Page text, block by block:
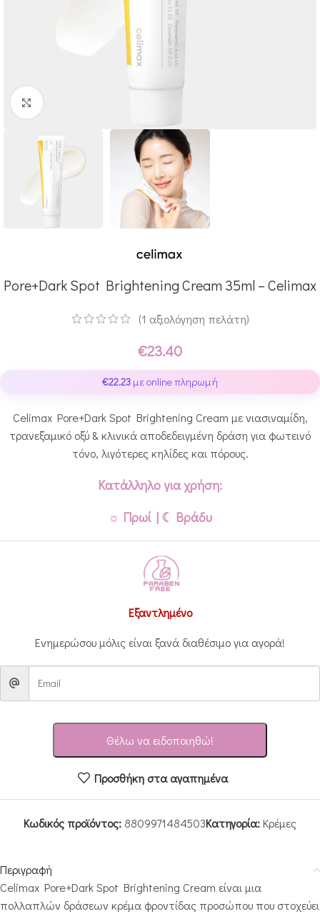
Pore+Dark Spot Brightening Cream 35ml – Celimax
(1 αξιολόγηση πελάτη)
€23.40
€22.23 με online πληρωμή
Celimax Pore+Dark Spot Brightening Cream με νιασιναμίδη,
τρανεξαμικό οξύ & κλινικά αποδεδειγμένη δράση για φωτεινό
τόνο, λιγότερες κηλίδες και πόρους.
Κατάλληλο για χρήση:
☼ Πρωί | ☾ Βράδυ
Εξαντλημένο
Ενημερώσου μόλις είναι ξανά διαθέσιμο για αγορά!
Θέλω να ειδοποιηθώ!
Προσθήκη στα αγαπημένα
Κωδικός προϊόντος: 8809971484503Κατηγορία:Κρέμες
Περιγραφή
Celimax Pore+Dark Spot Brightening Cream είναι μια
πολλαπλών δράσεων κρέμα φροντίδας προσώπου που στοχεύει